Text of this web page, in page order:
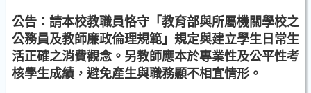
公告：請本校教職員恪​守「教育部與所屬機關​學校之
公務員及教師廉​政倫理規範」規定與建​立學生日常生
活正確之​消費觀念。另教師應本​於專業性及公平性考
核​學生成績，避免產生與​職務顯不相宜情形。